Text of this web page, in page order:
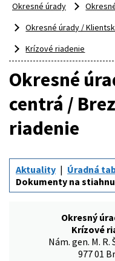
Okresné úrady
Okresné úrady /
Krízové riadenie
Okresné
centrá /
riadenie
Aktuality
Úradná
Dokumenty na
Okresný
Krízové
Nám. gen. M.
977 01